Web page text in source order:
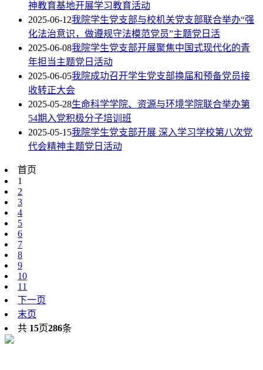
神教育基地开展学习教育活动
2025-06-12我院学生党支部与校机关党支部联合举办“强
化法治意识，做遵规守法模范党员”主题党日活
2025-06-08我院学生党支部开展聚焦中国式现代化的青
年担当主题党日活动
2025-06-05我院成功召开学生党支部换届和预备党员接
收转正大会
2025-05-28生命科学学院、资源与环境学院联合举办第
54期入党积极分子培训班
2025-05-15我院学生党支部开展 深入学习学校第八次党
代会精神主题党日活动
首页
1
2
3
4
5
6
7
8
9
10
11
下一页
末页
共 15页286条